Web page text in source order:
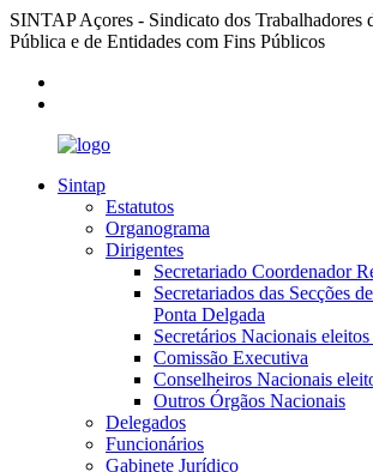
SINTAP Açores - Sindicato dos Trabalhadores
Pública e de Entidades com Fins Públicos
Sintap
Estatutos
Organograma
Dirigentes
Secretariado Coordenador
Secretariados das Secções
Ponta Delgada
Secretários Nacionais
Comissão Executiva
Conselheiros Nacionais
Outros Órgãos Nacionais
Delegados
Funcionários
Gabinete Jurídico